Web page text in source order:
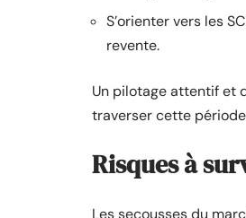
S’orienter vers les
revente.
Un pilotage attentif et
traverser cette
Risques à
Les secousses du